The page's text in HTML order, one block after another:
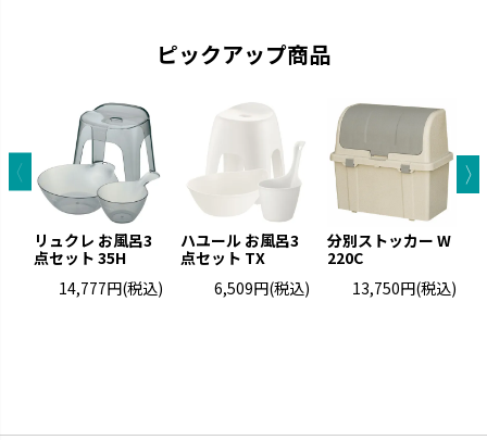
疲れをやわらげてくれるセルフ
ケアアイテムです。
進化するキッチンに合わせて使
いやすさを実現しました。
ピックアップ商品
リュクレ お風呂3
点セット 35H
14,777円(税込)
ハユール お風呂3
点セット TX
6,509円(税込)
分別ストッカー W
220C
13,750円(税込)